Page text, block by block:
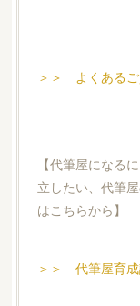
＞＞ よくある
【代筆屋になる
立したい、代筆
はこちらから】
＞＞ 代筆屋育